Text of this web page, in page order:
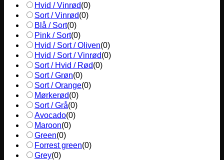
Hvid / Vinrød(0)
Sort / Vinrød(0)
Blå / Sort(0)
Pink / Sort(0)
Hvid / Sort / Oliven(0)
Hvid / Sort / Vinrød(0)
Sort / Hvid / Rød(0)
Sort / Grøn(0)
Sort / Orange(0)
Mørkerød(0)
Sort / Grå(0)
Avocado(0)
Maroon(0)
Green(0)
Forrest green(0)
Grey(0)